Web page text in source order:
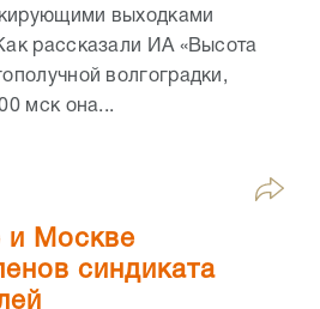
выходками
рассказали ИА «Высота
волгоградки,
мск она...
и Москве
синдиката